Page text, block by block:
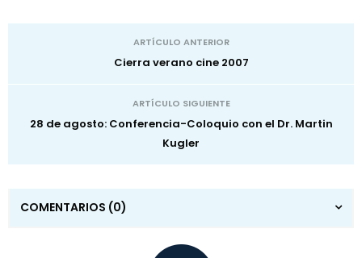
ARTÍCULO ANTERIOR
Cierra verano cine 2007
ARTÍCULO SIGUIENTE
28 de agosto: Conferencia-Coloquio con el Dr. Martin
Kugler
COMENTARIOS (0)